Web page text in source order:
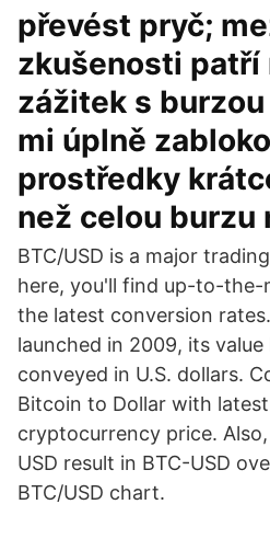
převést pryč;
zkušenosti patří
zážitek s
mi úplně
prostředky
než celou burzu
BTC/USD is a major
here, you'll find up-to-
the latest conversion
launched in 2009, its
conveyed in U.S. dollars.
Bitcoin to Dollar with
cryptocurrency price.
USD result in BTC-USD
BTC/USD chart.